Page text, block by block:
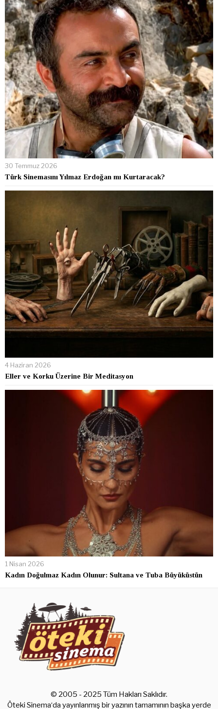
30 Temmuz 2026
Türk Sinemasını Yılmaz Erdoğan mı Kurtaracak?
4 Haziran 2026
Eller ve Korku Üzerine Bir Meditasyon
1 Nisan 2026
Kadın Doğulmaz Kadın Olunur: Sultana ve Tuba Büyüküstün
© 2005 - 2025 Tüm Hakları Saklıdır.
Öteki Sinema‘da yayınlanmış bir yazının tamamının başka yerde